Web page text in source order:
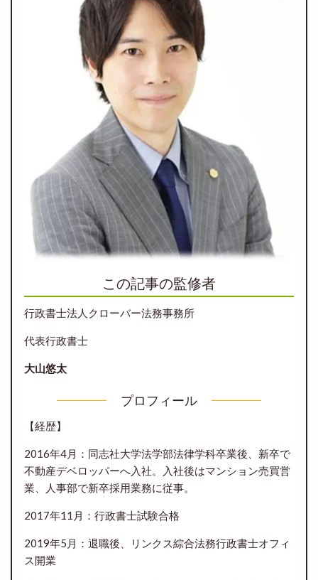
この記事の監修者
行政書士法人クローバー法務事務所
代表行政書士
大山悠太
プロフィール
【経歴】
2016年4月：同志社大学法学部法律学科卒業後、新卒で
不動産デベロッパーへ入社。入社後はマンション売買営
業、人事部で新卒採用業務に従事。
2017年11月：行政書士試験合格
2019年5月：退職後、リンクス綜合法務行政書士オフィ
ス開業